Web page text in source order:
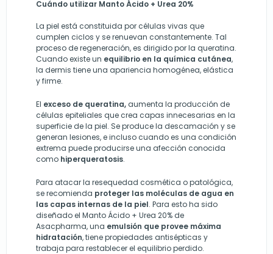
Cuándo utilizar Manto Ácido + Urea 20%
La piel está constituida por células vivas que
cumplen ciclos y se renuevan constantemente. Tal
proceso de regeneración, es dirigido por la queratina.
Cuando existe un equilibrio en la química cutánea,
la dermis tiene una apariencia homogénea, elástica
y firme.
El exceso de queratina, aumenta la producción de
células epiteliales que crea capas innecesarias en la
superficie de la piel. Se produce la descamación y se
generan lesiones, e incluso cuando es una condición
extrema puede producirse una afección conocida
como hiperqueratosis.
Para atacar la resequedad cosmética o patológica,
se recomienda proteger las moléculas de agua en
las capas internas de la piel. Para esto ha sido
diseñado el Manto Ácido + Urea 20% de
Asacpharma, una emulsión que provee máxima
hidratación, tiene propiedades antisépticas y
trabaja para restablecer el equilibrio perdido.